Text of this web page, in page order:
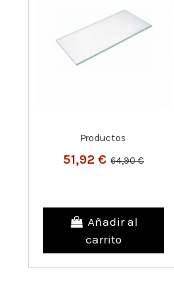
Productos
51,92 €64,90 €
Añadir al
carrito